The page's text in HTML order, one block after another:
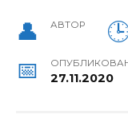
АВТОР
27.11.2020